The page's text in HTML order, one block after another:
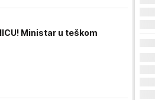
Ministar u teškom